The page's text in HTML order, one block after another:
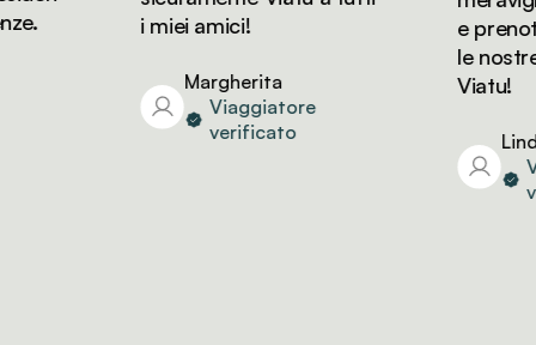
i miei amici!
Margherita
Viaggiatore
verificato
e
le nostre
Viatu!
Linda